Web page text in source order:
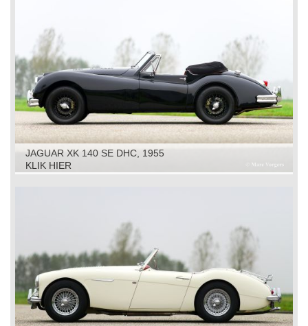
JAGUAR XK 140 SE DHC, 1955
KLIK HIER